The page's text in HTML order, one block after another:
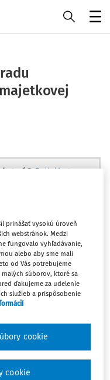
Prihláste sa
len
oblasti je
portálu.
odbornému
na 10 dní
prinášať vysokú úroveň
webstránok. Medzi
fungovalo vyhľadávanie,
alebo aby sme mali
od Vás potrebujeme
súborov, ktoré sa
ďakujeme za udelenie
služieb a prispôsobenie
cookie
cookie